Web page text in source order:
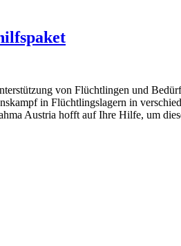
von Flüchtlingen und
in Flüchtlingslagern in
Austria hofft auf Ihre Hilfe, um